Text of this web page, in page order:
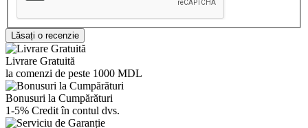
Lăsați o recenzie
Livrare Gratuită
la comenzi de peste 1000 MDL
Bonusuri la Cumpărături
1-5% Credit în contul dvs.